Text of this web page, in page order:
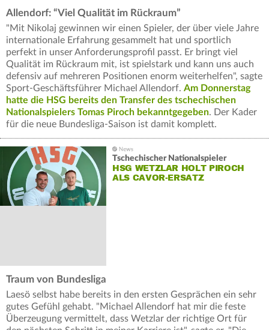
Allendorf: “Viel Qualität im Rückraum”
"Mit Nikolaj gewinnen wir einen Spieler, der über viele Jahre
internationale Erfahrung gesammelt hat und sportlich
perfekt in unser Anforderungsprofil passt. Er bringt viel
Qualität im Rückraum mit, ist spielstark und kann uns auch
defensiv auf mehreren Positionen enorm weiterhelfen", sagte
Sport-Geschäftsführer Michael Allendorf. Am Donnerstag
hatte die HSG bereits den Transfer des tschechischen
Nationalspielers Tomas Piroch bekanntgegeben. Der Kader
für die neue Bundesliga-Saison ist damit komplett.
Tschechischer Nationalspieler
HSG WETZLAR HOLT PIROCH
ALS CAVOR-ERSATZ
Traum von Bundesliga
Laesö selbst habe bereits in den ersten Gesprächen ein sehr
gutes Gefühl gehabt. "Michael Allendorf hat mir die feste
Überzeugung vermittelt, dass Wetzlar der richtige Ort für